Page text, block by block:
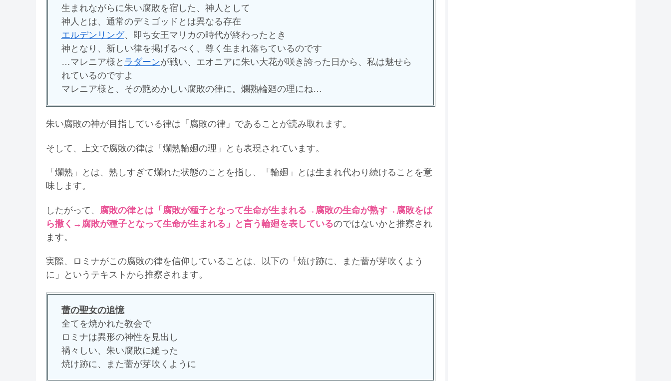
生まれながらに朱い腐敗を宿した、神人として
神人とは、通常のデミゴッドとは異なる存在
エルデンリング、即ち女王マリカの時代が終わったとき
神となり、新しい律を掲げるべく、尊く生まれ落ちているのです
…マレニア様と ラダーンが戦い、エオニアに朱い大花が咲き誇った日から、私は魅せら
れているのですよ
マレニア様と、その艶めかしい腐敗の律に。爛熟輪廻の理にね…
朱い腐敗の神が目指している律は「腐敗の律」であることが読み取れます。
そして、上文で腐敗の律は「爛熟輪廻の理」とも表現されています。
「爛熟」とは、熟しすぎて爛れた状態のことを指し、「輪廻」とは生まれ代わり続けることを意
味します。
したがって、
腐敗の律とは「腐敗が種子となって生命が生まれる→腐敗の生命が熟す→腐敗をば
ら撒く→腐敗が種子となって生命が生まれる」と言う輪廻を表しているのではないかと推察され
ます。
実際、ロミナがこの腐敗の律を信仰していることは、以下の「焼け跡に、また蕾が芽吹くよう
に」というテキストから推察されます。
蕾の聖女の追憶
全てを焼かれた教会で
ロミナは異形の神性を見出し
禍々しい、朱い腐敗に縋った
焼け跡に、また蕾が芽吹くように